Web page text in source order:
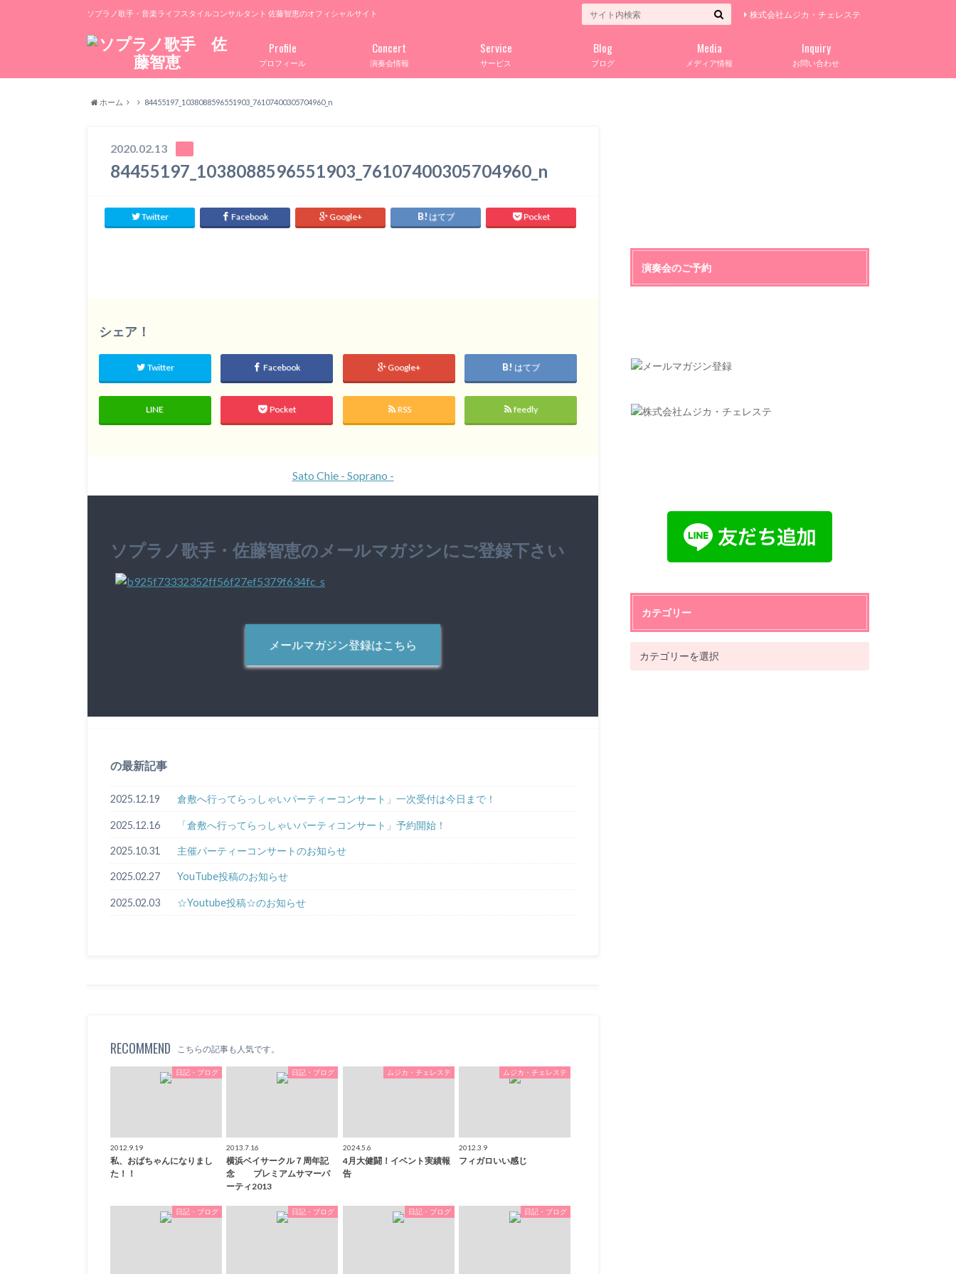
ソプラノ歌手・音楽ライフスタイルコンサルタント 佐藤智恵のオフィシャルサイト 株式会社ムジカ・チェレステ
プロフィール
Profile
演奏会情報
Concert
サービス
Service
ブログ
Blog
メディア情報
Media
お問い合わせ
Inquiry
ホーム 84455197_1038088596551903_76107400305704960_n
2020.02.13
84455197_1038088596551903_76107400305704960_n
Twitter Facebook Google+ はてブ Pocket
シェア！
Twitter Facebook Google+ はてブ
LINE Pocket RSS feedly
Sato Chie - Soprano -
ソプラノ歌手・佐藤智恵のメールマガジンにご登録下さい
メールマガジン登録はこちら
の最新記事
2025.12.19 倉敷へ行ってらっしゃいパーティーコンサート」一次受付は今日まで！
2025.12.16 「倉敷へ行ってらっしゃいパーティコンサート」予約開始！
2025.10.31 主催パーティーコンサートのお知らせ
2025.02.27 YouTube投稿のお知らせ
2025.02.03 ☆Youtube投稿☆のお知らせ
RECOMMEND こちらの記事も人気です。
日記・ブログ
2012.9.19
私、おばちゃんになりまし
た！！
日記・ブログ
2013.7.16
横浜ベイサークル７周年記
念 プレミアムサマーパ
ーティ2013
ムジカ・チェレステ
2024.5.6
4月大健闘！イベント実績報
告
ムジカ・チェレステ
2012.3.9
フィガロいい感じ
日記・ブログ 日記・ブログ 日記・ブログ 日記・ブログ
演奏会のご予約
カテゴリー